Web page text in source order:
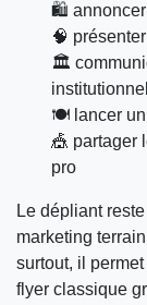
🛍️ annoncer
🧠
🏛️
🍽️ lancer un
🎪 partager
pro
Le dépliant
marketing
surtout, il
flyer classique